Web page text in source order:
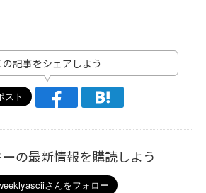
の記事をシェアしよう
の最新情報を購読しよう